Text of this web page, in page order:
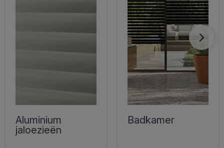
Aluminium
jaloezieën
Badkamer